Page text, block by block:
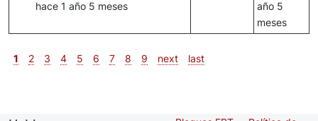
hace 1 año 5 meses
año 5
meses
Paginación
Página actual
1 Página
2 Página
3 Página
4 Página
5 Página
6 Página
7 Página
8 Página
9 Siguiente página
next Última página
last